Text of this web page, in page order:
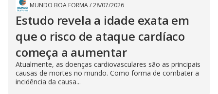
MUNDO BOA FORMA/28/07/2026
Estudo revela a idade exata em
que o risco de ataque cardíaco
começa a aumentar
Atualmente, as doenças cardiovasculares são as principais
causas de mortes no mundo. Como forma de combater a
incidência da causa...